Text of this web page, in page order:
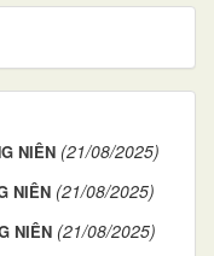
NIÊN (21/08/2025)
NIÊN (21/08/2025)
NIÊN (21/08/2025)